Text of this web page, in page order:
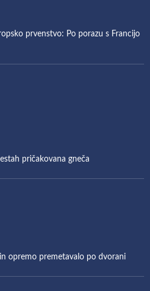
prvenstvo: Po porazu s Francijo
pričakovana gneča
opremo premetavalo po dvorani